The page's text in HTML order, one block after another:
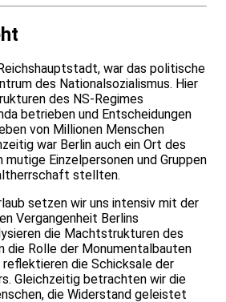
war das politische
des Nationalsozialismus. Hier
des NS-Regimes
betrieben und Entscheidungen
von Millionen Menschen
war Berlin auch ein Ort des
mutige Einzelpersonen und Gruppen
stellten.
setzen wir uns intensiv mit der
Vergangenheit Berlins
die Machtstrukturen des
die Rolle der Monumentalbauten
reflektieren die Schicksale der
Gleichzeitig betrachten wir die
die Widerstand geleistet